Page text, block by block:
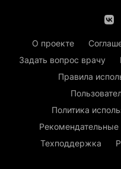
О проекте
Задать вопрос врачу
Правила
Политика
Рекомендательные
Техподдержка